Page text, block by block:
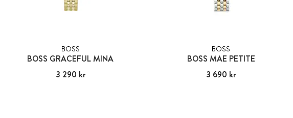
BOSS
BOSS GRACEFUL MINA
Pris :3 290 kr
3 290 kr
BOSS
BOSS MAE PETITE
Pris :3 690 kr
3 690 kr